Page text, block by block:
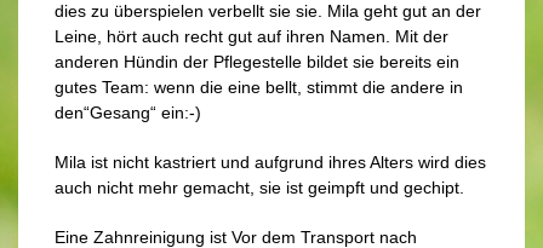
dies zu überspielen verbellt sie sie. Mila geht gut an der
Leine, hört auch recht gut auf ihren Namen. Mit der
anderen Hündin der Pflegestelle bildet sie bereits ein
gutes Team: wenn die eine bellt, stimmt die andere in
den“Gesang“ ein:-)
Mila ist nicht kastriert und aufgrund ihres Alters wird dies
auch nicht mehr gemacht, sie ist geimpft und gechipt.
Eine Zahnreinigung ist Vor dem Transport nach